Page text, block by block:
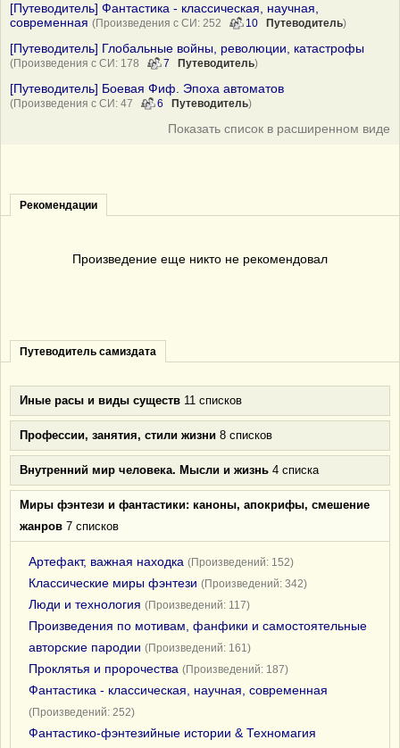
[Путеводитель] Фантастика - классическая, научная,
современная (Произведения с СИ: 252 10 Путеводитель)
[Путеводитель] Глобальные войны, революции, катастрофы
(Произведения с СИ: 178 7 Путеводитель)
[Путеводитель] Боевая Фиф. Эпоха автоматов
(Произведения с СИ: 47 6 Путеводитель)
Показать список в расширенном виде
Рекомендации
Произведение еще никто не рекомендовал
Путеводитель самиздата
Иные расы и виды существ 11 списков
Профессии, занятия, стили жизни 8 списков
Внутренний мир человека. Мысли и жизнь 4 списка
Миры фэнтези и фантастики: каноны, апокрифы, смешение
жанров 7 списков
Артефакт, важная находка (Произведений: 152)
Классические миры фэнтези (Произведений: 342)
Люди и технология (Произведений: 117)
Произведения по мотивам, фанфики и самостоятельные
авторские пародии (Произведений: 161)
Проклятья и пророчества (Произведений: 187)
Фантастика - классическая, научная, современная
(Произведений: 252)
Фантастико-фэнтезийные истории & Техномагия